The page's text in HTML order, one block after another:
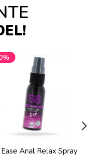
Anal Relax Spray